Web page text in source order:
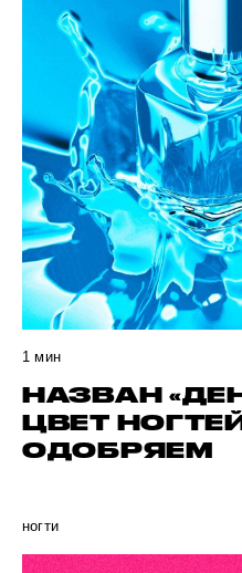
1 мин
НАЗВАН
ЦВЕТ
ОДОБРЯЕМ
ногти